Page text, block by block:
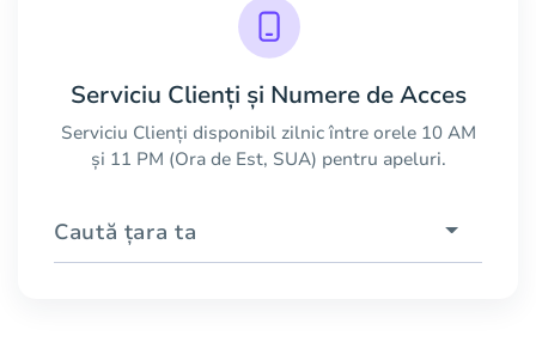
Serviciu Clienți și Numere de Acces
Serviciu Clienți disponibil zilnic între orele 10 AM
și 11 PM (Ora de Est, SUA) pentru apeluri.
Caută țara ta